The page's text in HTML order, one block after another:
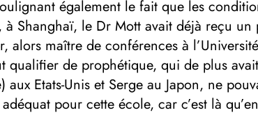
également le fait que les
Shanghaï, le Dr Mott avait déjà reçu
maître de conférences à
de prophétique, qui de plus
Etats-Unis et Serge au Japon, ne
pour cette école, car c’est là